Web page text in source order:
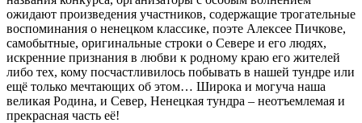
ожидают произведения участников, содержащие трогательные
воспоминания о ненецком классике, поэте Алексее Пичкове,
самобытные, оригинальные строки о Севере и его людях,
искренние признания в любви к родному краю его жителей
либо тех, кому посчастливилось побывать в нашей тундре или
ещё только мечтающих об этом… Широка и могуча наша
великая Родина, и Север, Ненецкая тундра – неотъемлемая и
прекрасная часть её!